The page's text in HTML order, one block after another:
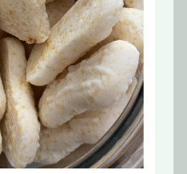
Lékořice sekaná
309Kč/ Kg